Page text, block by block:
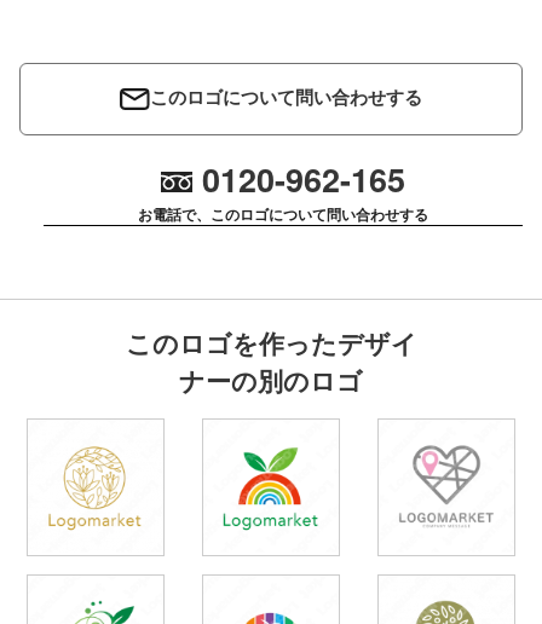
このロゴについて問い合わせする
0120-962-165
お電話で、このロゴについて問い合わせする
このロゴを作ったデザイ
ナーの別のロゴ